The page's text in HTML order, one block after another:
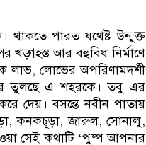
পারত যথেষ্ট উন্মুক্ত
খড়্গহস্ত আর বহুবিধ নির্মাণে
লাভ, লোভের অপরিণামদর্শী
তুলছে এ শহরকে। তবু এর
দেয়। বসন্তে নবীন পাতায়
কনকচূড়া, জারুল, সোনালু,
সেই কথাটি ‘পুষ্প আপনার